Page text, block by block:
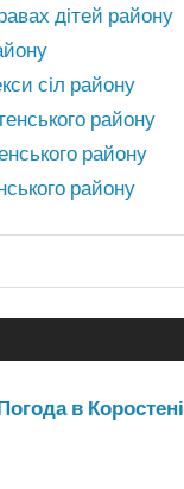
дітей району
сіл району
району
району
району
в Коростені